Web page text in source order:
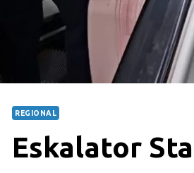
REGIONAL
Eskalator